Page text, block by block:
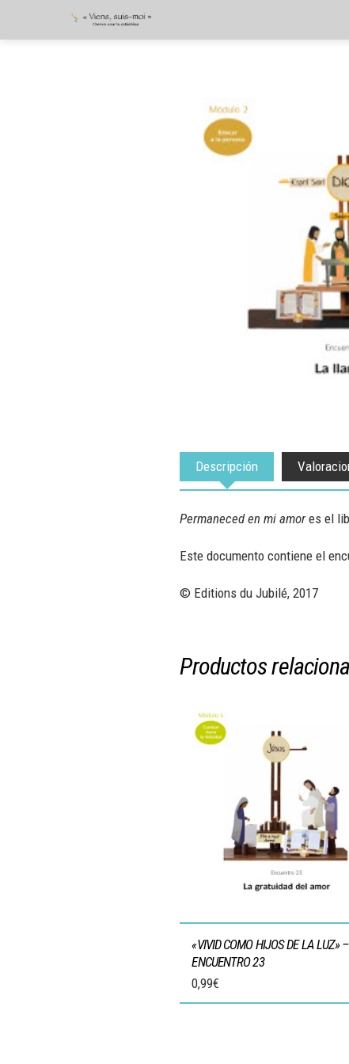
Descripción
Permaneced en mi amores el
Este documento contiene el
© Editions du Jubilé, 2017
Productos
«VIVID COMO HIJOS DE LA LUZ» –
ENCUENTRO 23
0,99€